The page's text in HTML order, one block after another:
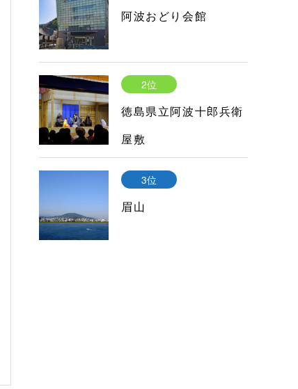
阿波おどり会館
2位
徳島県立阿波十郎兵衛
屋敷
3位
眉山